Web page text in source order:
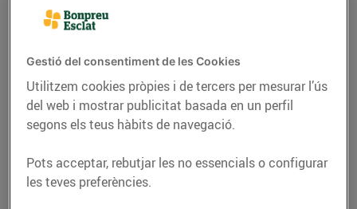
RECEPTES
Timbal de poma
Gestió del consentiment de les Cookies
Utilitzem cookies pròpies i de tercers per mesurar l’ús
del web i mostrar publicitat basada en un perfil
segons els teus hàbits de navegació.
Pots acceptar, rebutjar les no essencials o configurar
les teves preferències.